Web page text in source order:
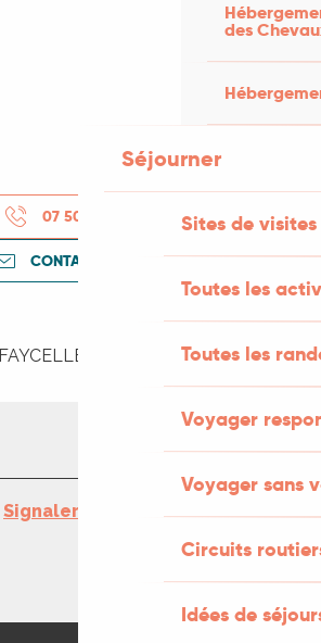
des
Séjourner
Sites de visites
Toutes les
Toutes les
Voyager
Voyager sans
Circuits
Idées de
07 50 91 66
CONTACTEZ-NOUS
- Bourg à 2km
Signaler une erreur